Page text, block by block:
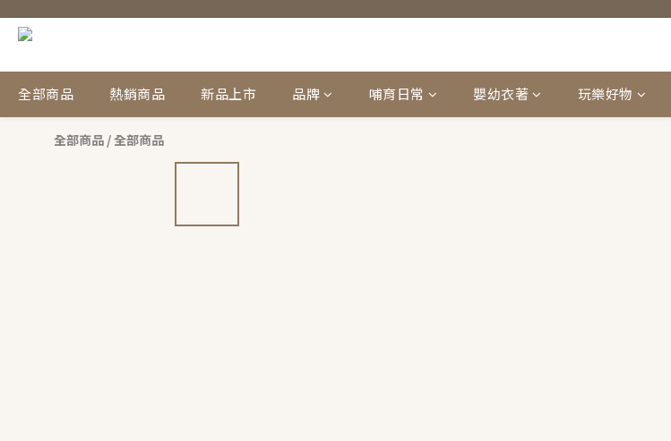
全部商品 熱銷商品 新品上市 品牌 哺育日常 嬰幼衣著 玩樂好物
全部商品 /全部商品